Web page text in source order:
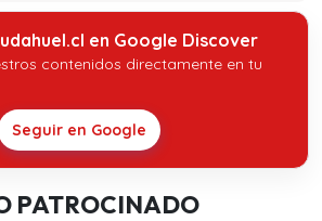
en Google Discover
contenidos directamente en tu
Seguir en Google
PATROCINADO